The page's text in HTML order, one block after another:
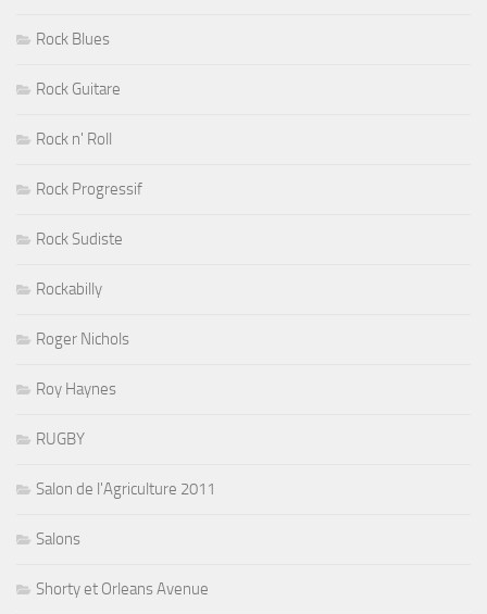
Rock Blues
Rock Guitare
Rock n' Roll
Rock Progressif
Rock Sudiste
Rockabilly
Roger Nichols
Roy Haynes
RUGBY
Salon de l'Agriculture 2011
Salons
Shorty et Orleans Avenue